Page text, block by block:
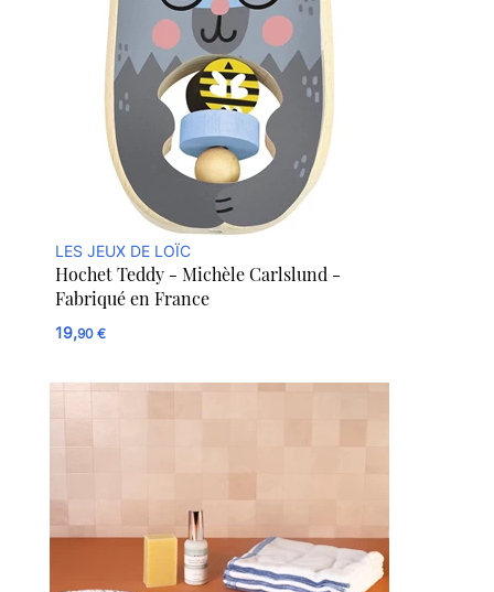
LES JEUX DE LOÏC
Hochet Teddy - Michèle Carlslund -
Fabriqué en France
19,90 €